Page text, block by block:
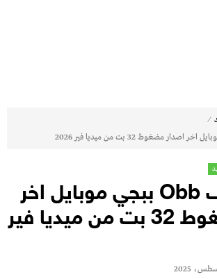
⁄
تحميل ملف Obb ببجي موبايل اخر
اصدار مضغوط 32 بت من ميديا فير